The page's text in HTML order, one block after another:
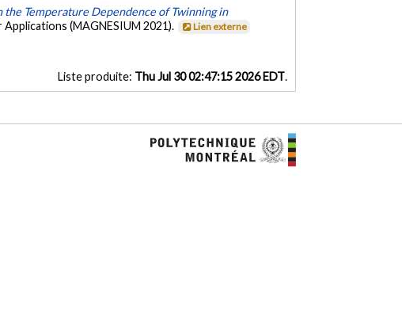
Temperature Dependence of Twinning in
(MAGNESIUM 2021). Lien externe
Liste produite: Thu Jul 30 02:47:15 2026 EDT.